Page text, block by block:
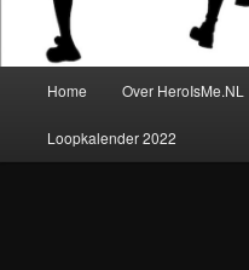
Home Over HeroIsMe.NL
Loopkalender 2022